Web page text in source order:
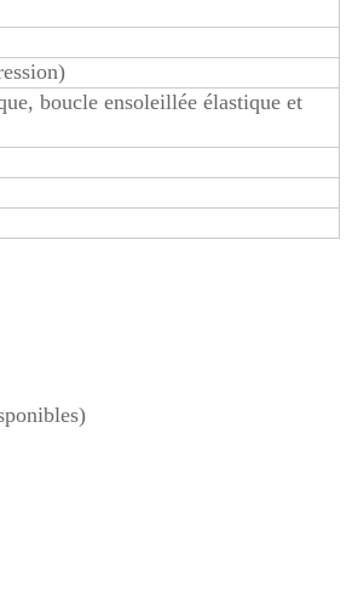
boucle ensoleillée élastique et